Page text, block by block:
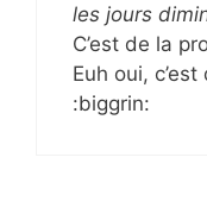
les jours
C’est de la
Euh oui, c’est
:biggrin: